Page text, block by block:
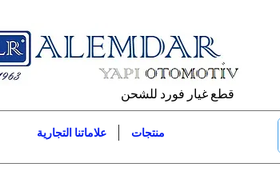
قطع غيار فورد للشحن
علاماتنا التجارية منتجات